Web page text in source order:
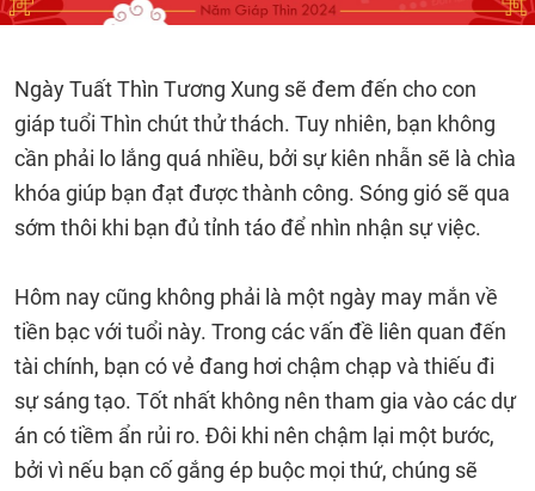
Ngày Tuất Thìn Tương Xung sẽ đem đến cho con
giáp tuổi Thìn chút thử thách. Tuy nhiên, bạn không
cần phải lo lắng quá nhiều, bởi sự kiên nhẫn sẽ là chìa
khóa giúp bạn đạt được thành công. Sóng gió sẽ qua
sớm thôi khi bạn đủ tỉnh táo để nhìn nhận sự việc.
Hôm nay cũng không phải là một ngày may mắn về
tiền bạc với tuổi này. Trong các vấn đề liên quan đến
tài chính, bạn có vẻ đang hơi chậm chạp và thiếu đi
sự sáng tạo. Tốt nhất không nên tham gia vào các dự
án có tiềm ẩn rủi ro. Đôi khi nên chậm lại một bước,
bởi vì nếu bạn cố gắng ép buộc mọi thứ, chúng sẽ